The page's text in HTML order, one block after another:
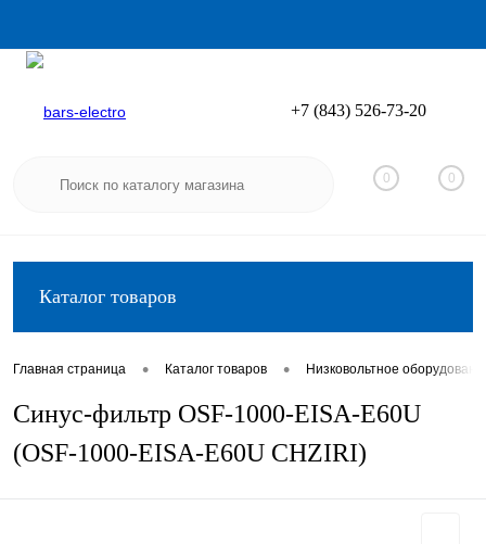
Вход
+7 (843) 526-73-20
0 0
Каталог товаров
Главная страница • Каталог товаров • Низковольтное
Синус-фильтр OSF-1000-EISA-E60U
(OSF-1000-EISA-E60U CHZIRI)